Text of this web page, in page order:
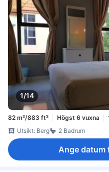
1/14
82 m²/883 ft² Högst 6 vuxna
Utsikt: Berg
2 Badrum
Ange datum